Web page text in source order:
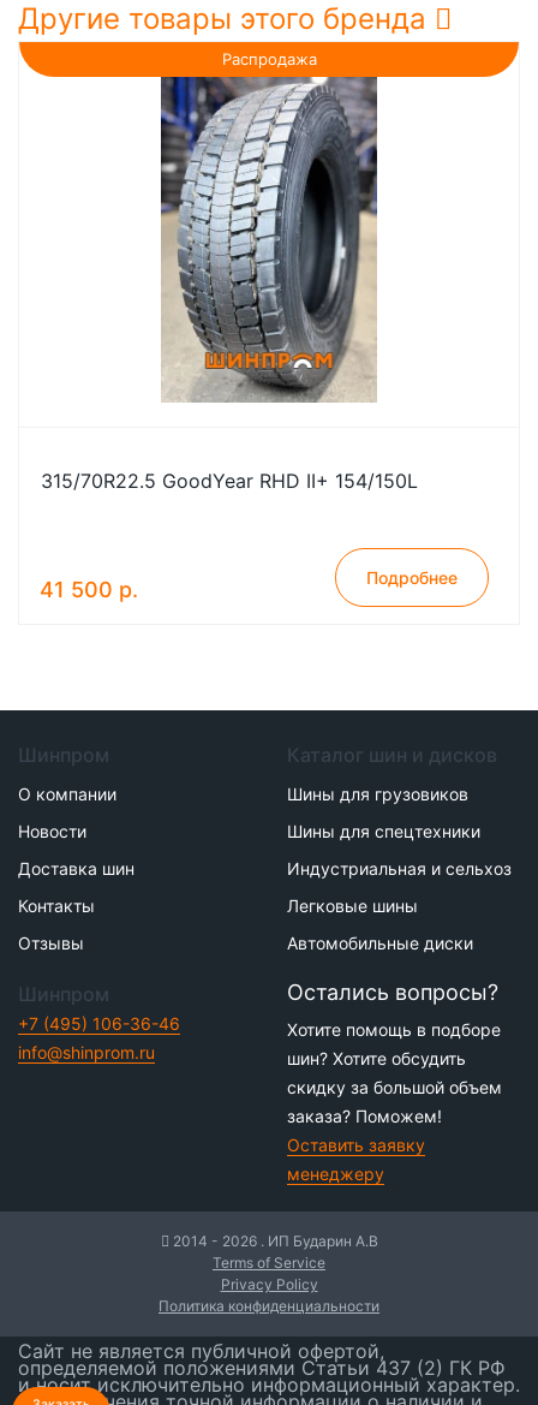
Другие товары этого бренда
Распродажа
315/70R22.5 GoodYear RHD II+ 154/150L
41 500 р. Подробнее
Шинпром
О компании
Новости
Доставка шин
Контакты
Отзывы
Каталог шин и дисков
Шины для грузовиков
Шины для спецтехники
Индустриальная и сельхоз
Легковые шины
Автомобильные диски
Шинпром
+7 (495) 106-36-46
info@shinprom.ru
Остались вопросы?
Хотите помощь в подборе
шин? Хотите обсудить
скидку за большой объем
заказа? Поможем!
Оставить заявку
менеджеру
2014 - 2026 . ИП Бударин А.В
Terms of Service
Privacy Policy
Политика конфиденциальности
Сайт не является публичной офертой,
определяемой положениями Статьи 437 (2) ГК РФ
и носит исключительно информационный характер.